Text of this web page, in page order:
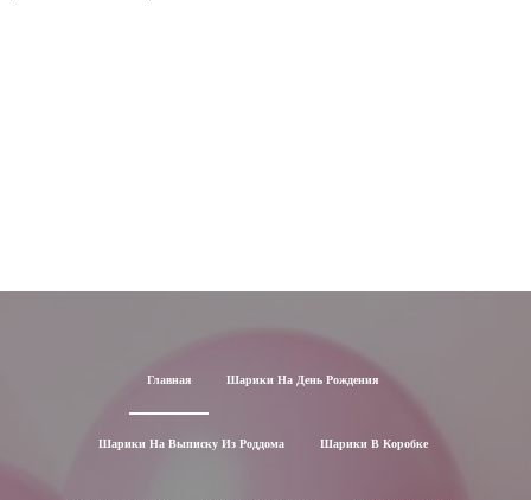
Главная Шарики На День Рождения
Шарики На Выписку Из Роддома Шарики В Коробке